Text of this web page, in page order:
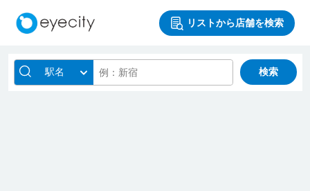
リストから店舗を検索
駅名 検索